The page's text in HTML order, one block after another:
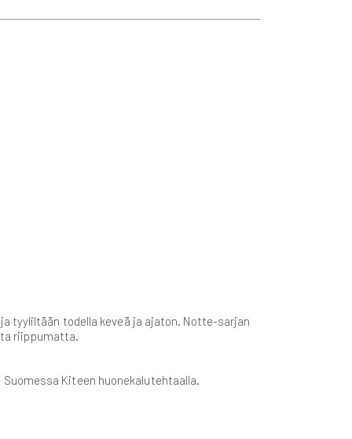
tyyliltään todella keveä ja ajaton. Notte-sarjan
riippumatta.
Kiteen huonekalutehtaalla.